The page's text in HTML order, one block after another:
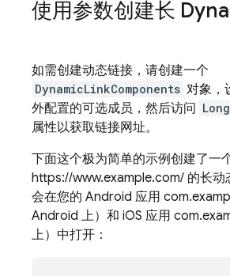
使用参数创建长
如需创建动态链接，请创建一个
DynamicLinkComponents 对象，
外配置的可选成员，然后访问
属性以获取链接网址。
下面这个极为简单的示例创建了一
https://www.example.com/ 的长动
会在您的 Android 应用
Android 上）和 iOS 应用
上）中打开：